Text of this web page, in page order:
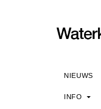
NIEUWS
INFO